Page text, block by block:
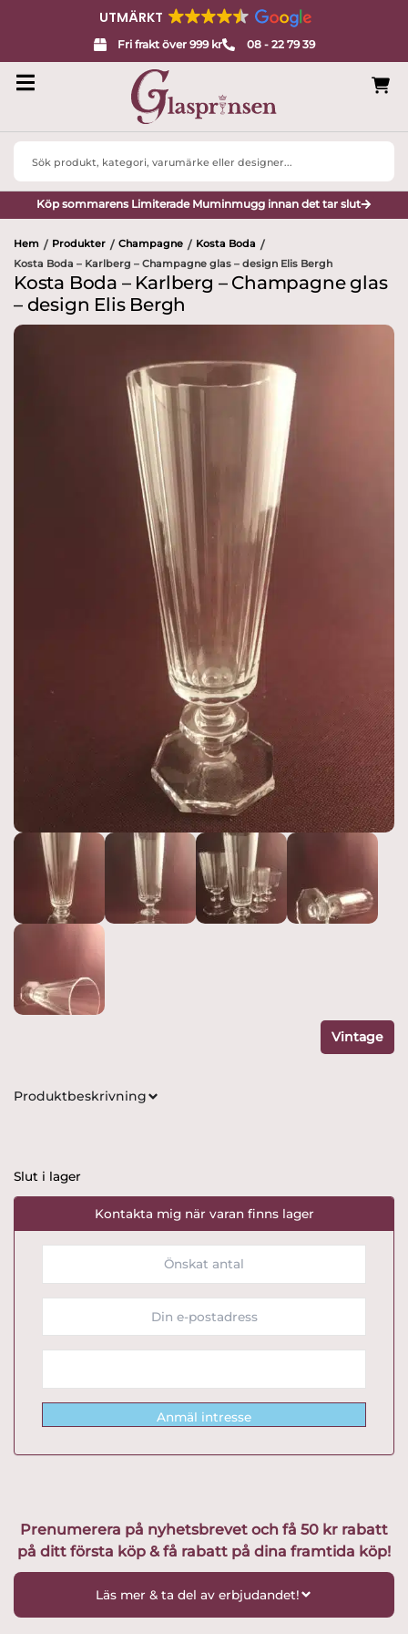
UTMÄRKT
Fri frakt över 999 kr 08 - 22 79 39
Search
Köp sommarens Limiterade Muminmugg innan det tar slut
Hem / Produkter / Champagne / Kosta Boda /
Kosta Boda – Karlberg – Champagne glas – design Elis Bergh
Kosta Boda – Karlberg – Champagne glas
– design Elis Bergh
Vintage
Produktbeskrivning
Slut i lager
Kontakta mig när varan finns lager
Anmäl intresse
Prenumerera på nyhetsbrevet och få 50 kr rabatt
på ditt första köp & få rabatt på dina framtida köp!
Läs mer & ta del av erbjudandet!